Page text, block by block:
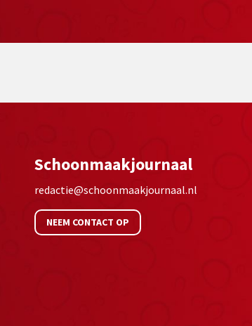
Schoonmaakjournaal
redactie@schoonmaakjournaal.nl
NEEM CONTACT OP